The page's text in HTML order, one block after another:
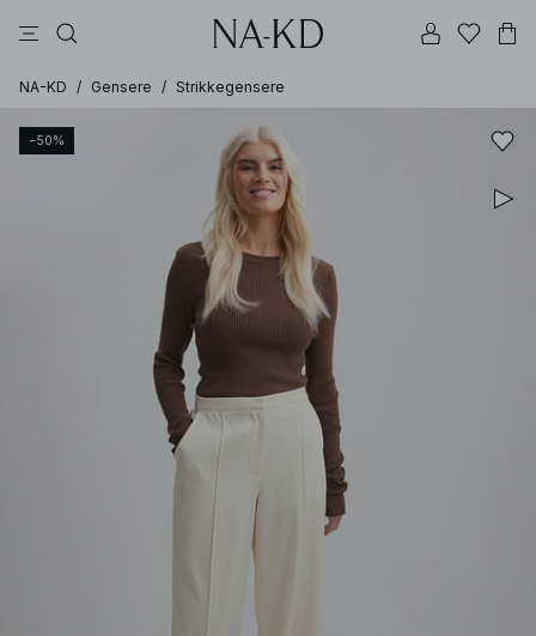
NA-KD / Gensere / Strikkegensere
−50%